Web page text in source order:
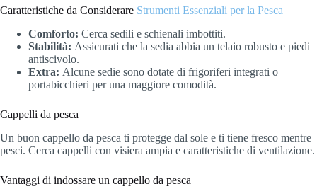
Caratteristiche da Considerare Strumenti Essenziali per la Pesca
Comforto: Cerca sedili e schienali imbottiti.
Stabilità: Assicurati che la sedia abbia un telaio robusto e piedi
antiscivolo.
Extra: Alcune sedie sono dotate di frigoriferi integrati o
portabicchieri per una maggiore comodità.
Cappelli da pesca
Un buon cappello da pesca ti protegge dal sole e ti tiene fresco mentre
pesci. Cerca cappelli con visiera ampia e caratteristiche di ventilazione.
Vantaggi di indossare un cappello da pesca